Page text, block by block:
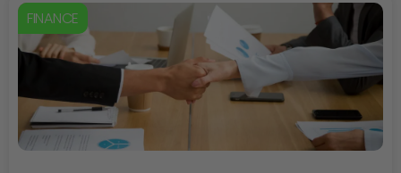
FINANCE